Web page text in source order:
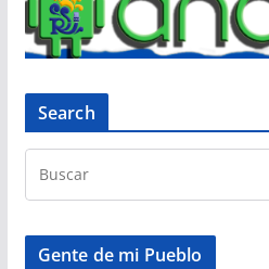
Search
Gente de mi Pueblo